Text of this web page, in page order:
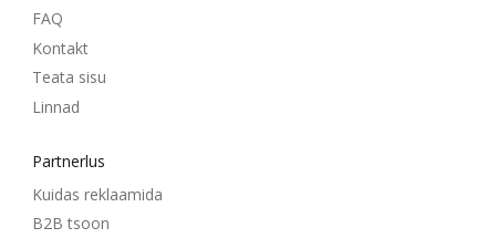
FAQ
Kontakt
Teata sisu
Linnad
Partnerlus
Kuidas reklaamida
B2B tsoon